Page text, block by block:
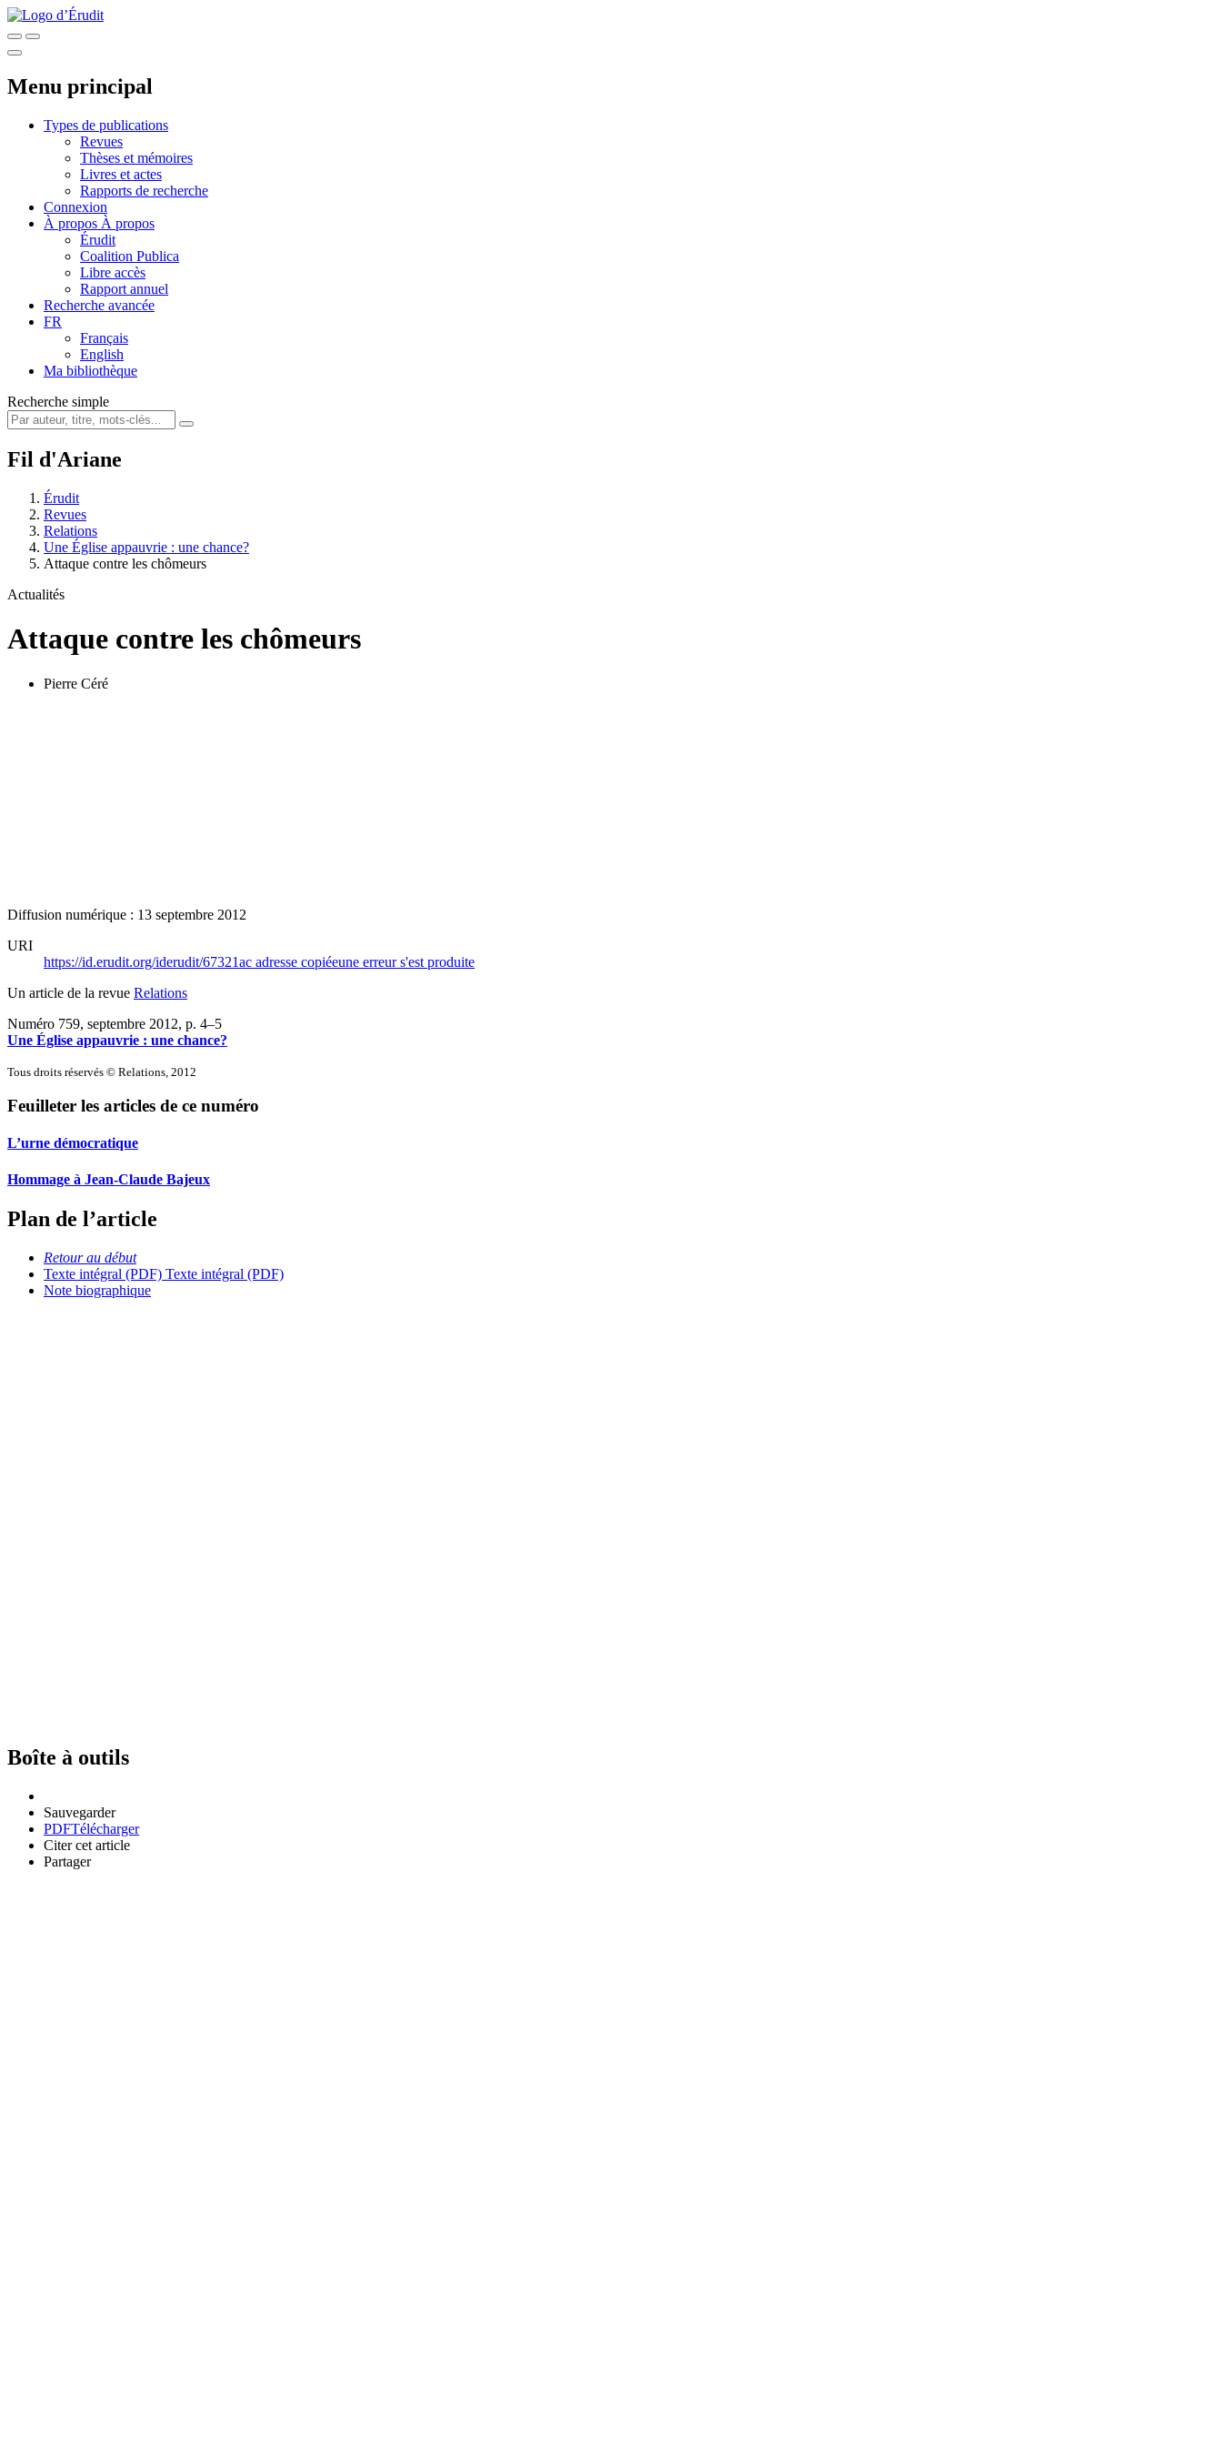
Menu principal
Types de publications
Revues
Thèses et mémoires
Livres et actes
Rapports de recherche
Connexion
À propos À propos
Érudit
Coalition Publica
Libre accès
Rapport annuel
Recherche avancée
FR
Français
English
Ma bibliothèque
Recherche simple
Fil d'Ariane
Érudit
Revues
Relations
Une Église appauvrie : une chance?
Attaque contre les chômeurs
Actualités
Attaque contre les chômeurs
Pierre Céré
Diffusion numérique : 13 septembre 2012
URI
https://id.erudit.org/iderudit/67321ac adresse copiéeune erreur s'est produite
Un article de la revue Relations
Numéro 759, septembre 2012, p. 4–5
Une Église appauvrie : une chance?
Tous droits réservés © Relations, 2012
Feuilleter les articles de ce numéro
L’urne démocratique
Hommage à Jean-Claude Bajeux
Plan de l’article
Retour au début
Texte intégral (PDF) Texte intégral (PDF)
Note biographique
Boîte à outils
Sauvegarder
PDFTélécharger
Citer cet article
Partager